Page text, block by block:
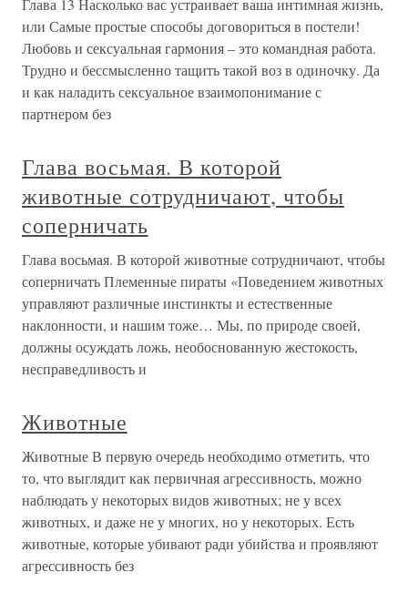
Глава 13 Насколько вас устраивает ваша интимная жизнь,
или Самые простые способы договориться в постели!
Любовь и сексуальная гармония – это командная работа.
Трудно и бессмысленно тащить такой воз в одиночку. Да
и как наладить сексуальное взаимопонимание с
партнером без
Глава восьмая. В которой
животные сотрудничают, чтобы
соперничать
Глава восьмая. В которой животные сотрудничают, чтобы
соперничать Племенные пираты «Поведением животных
управляют различные инстинкты и естественные
наклонности, и нашим тоже… Мы, по природе своей,
должны осуждать ложь, необоснованную жестокость,
несправедливость и
Животные
Животные В первую очередь необходимо отметить, что
то, что выглядит как первичная агрессивность, можно
наблюдать у некоторых видов животных; не у всех
животных, и даже не у многих, но у некоторых. Есть
животные, которые убивают ради убийства и проявляют
агрессивность без